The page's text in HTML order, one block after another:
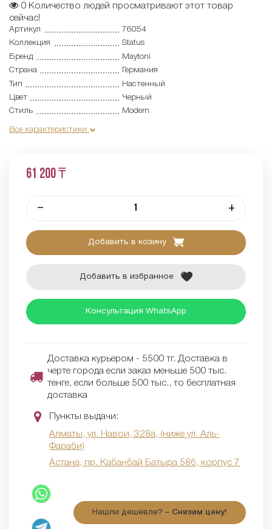
0 Количество людей просматривают этот товар
сейчас!
Артикул
76054
Коллекция
Status
Бренд
Maytoni
Страна
Германия
Тип
Настенный
Цвет
Черный
Стиль
Modern
Все характеристики
61 200 ₸
– +
Добавить в козину
Добавить в избранное
Консультация WhatsApp
Доставка курьером - 5500 тг. Доставка в
черте города если заказ меньше 500 тыс.
тенге, если больше 500 тыс., то бесплатная
доставка
Пункты выдачи:
Алматы, ул. Навои, 328а, (ниже ул. Аль-
Фараби)
Астана, пр. Кабанбай Батыра 58б, корпус 7
Нашли дешевле? – Снизим цену!